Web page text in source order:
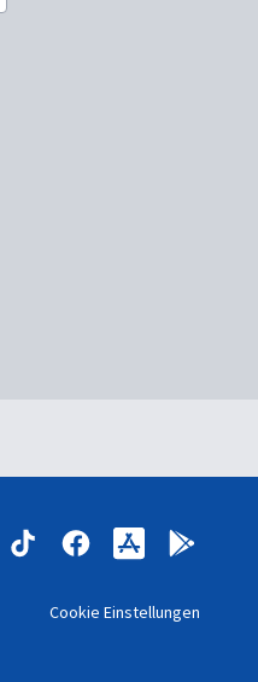
Cookie Einstellungen